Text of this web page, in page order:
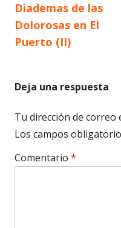
entradas
Diademas de las
Dolorosas en El
Puerto (II)
Deja una respuesta
Tu dirección de correo
Los campos
Comentario *